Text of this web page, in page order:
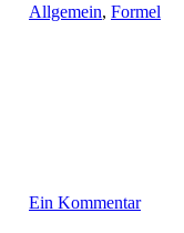
Allgemein, Formel
Ein Kommentar